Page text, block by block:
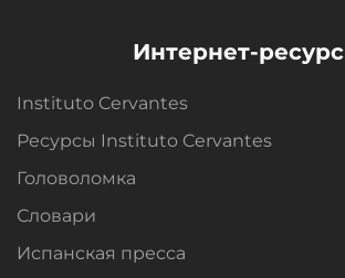
Интернет-
Instituto Cervantes
Ресурсы Instituto Cervantes
Головоломка
Словари
Испанская пресса